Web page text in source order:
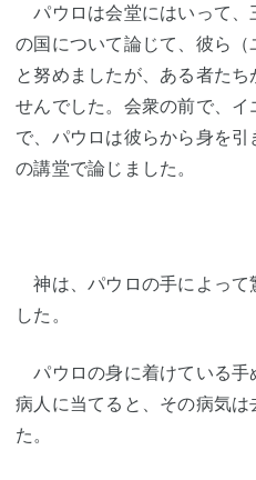
パウロは会堂にはいって、
の国について論じて、彼ら（
と努めましたが、ある者た
せんでした。会衆の前で、
で、パウロは彼らから身を
の講堂で論じました。
神は、パウロの手によって
した。
パウロの身に着けている手
病人に当てると、その病気
た。